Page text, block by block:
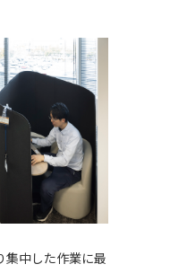
集中した作業に最